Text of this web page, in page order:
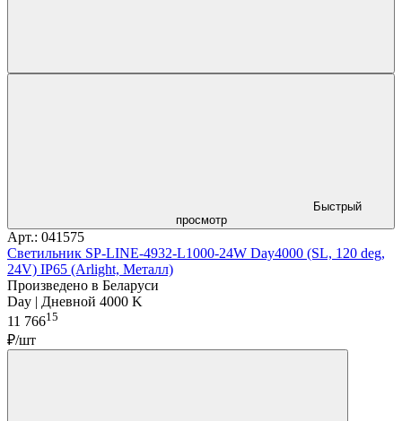
Быстрый
просмотр
Арт.: 041575
Светильник SP-LINE-4932-L1000-24W Day4000 (SL, 120 deg,
24V) IP65 (Arlight, Металл)
Произведено в Беларуси
Day | Дневной 4000 K
11 76615
₽/шт